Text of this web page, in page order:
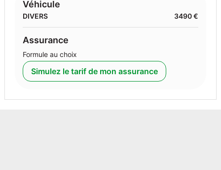
Véhicule
DIVERS 3490 €
Assurance
Formule au choix
Simulez le tarif de mon assurance